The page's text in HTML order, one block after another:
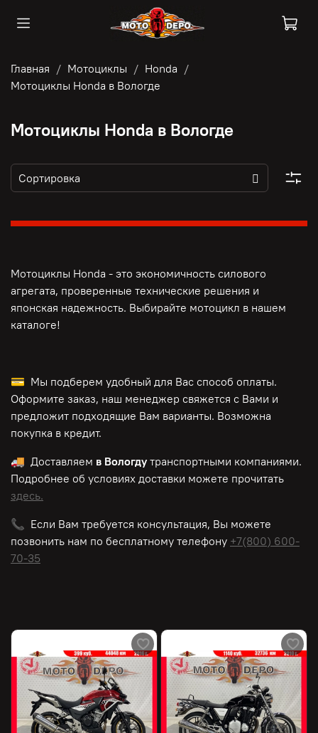
Главная Мотоциклы
Honda
Мотоциклы Honda в Вологде
Мотоциклы Honda в Вологде
Мотоциклы Honda - это экономичность силового
агрегата, проверенные технические решения и
японская надежность. Выбирайте мотоцикл в нашем
каталоге!
💳 Мы подберем удобный для Вас способ оплаты.
Оформите заказ, наш менеджер свяжется с Вами и
предложит подходящие Вам варианты. Возможна
покупка в кредит.
🚚 Доставляем в Вологду транспортными компаниями.
Подробнее об условиях доставки можете прочитать
здесь.
📞 Если Вам требуется консультация, Вы можете
позвонить нам по бесплатному телефону +7(800) 600-
70-35